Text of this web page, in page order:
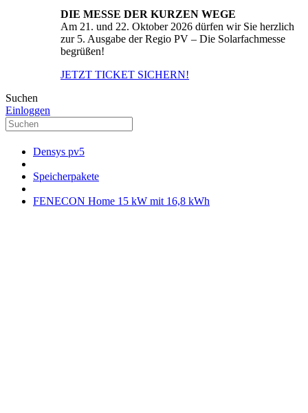
DIE MESSE DER KURZEN WEGE
Am 21. und 22. Oktober 2026 dürfen wir Sie herzlich
zur 5. Ausgabe der Regio PV – Die Solarfachmesse
begrüßen!
JETZT TICKET SICHERN!
Suchen
Einloggen
Densys pv5
Speicherpakete
FENECON Home 15 kW mit 16,8 kWh